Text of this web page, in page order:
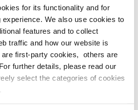
for its functionality and for
We also use cookies to
features and to collect
traffic and how our website is
first-party cookies, others are
further details, please read our
select the categories of cookies
Umane e 500 dipendenti
tutti i risultati nel